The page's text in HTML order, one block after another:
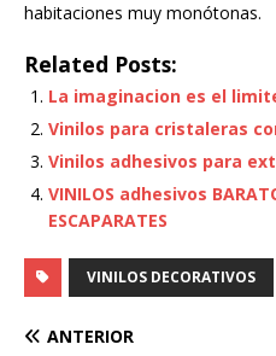
habitaciones muy monótonas.
Related Posts:
La imaginacion es el
Vinilos para cristaleras
Vinilos adhesivos para
VINILOS adhesivos
ESCAPARATES
VINILOS DECORATIVOS
ANTERIOR